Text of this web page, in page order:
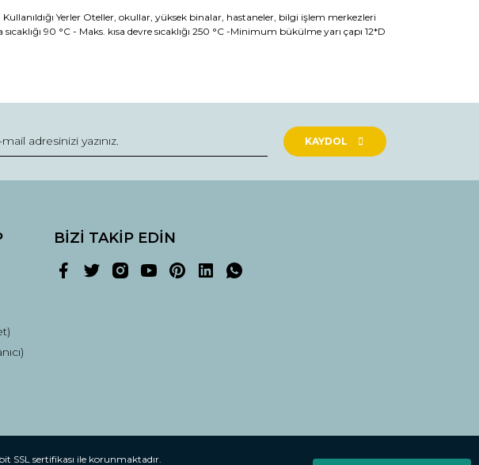
Kullanıldığı Yerler Oteller, okullar, yüksek binalar, hastaneler, bilgi işlem merkezleri
90 °C - Maks. kısa devre sıcaklığı 250 °C -Minimum bükülme yarı çapı 12*D
KAYDOL
BİZİ TAKİP EDİN
SSL sertifikası ile korunmaktadır.